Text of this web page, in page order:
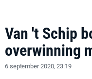
Van 't Schip
overwinning
6 september 2020, 23:19